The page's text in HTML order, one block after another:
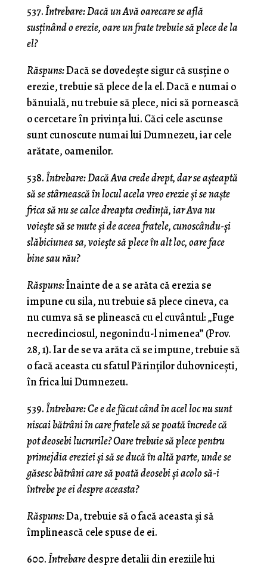
537.Întrebare: Dacă un Avă oarecare se află
susţinând o erezie, oare un frate trebuie să plece de la
el?
Răspuns:Dacă se dovedeşte sigur că susţine o
erezie, trebuie să plece de la el. Dacă e numai o
bănuială, nu trebuie să plece, nici să pornească
o cercetare în privinţa lui. Căci cele ascunse
sunt cunoscute numai lui Dumnezeu, iar cele
arătate, oamenilor.
538.Întrebare: Dacă Ava crede drept, dar se aşteaptă
să se stârnească în locul acela vreo erezie şi se naşte
frica să nu se calce dreapta credinţă, iar Ava nu
voieşte să se mute şi de aceea fratele, cunoscându-şi
slăbiciunea sa, voieşte să plece în alt loc, oare face
bine sau rău?
Răspuns:Înainte de a se arăta că erezia se
impune cu sila, nu trebuie să plece cineva, ca
nu cumva să se plinească cu el cuvântul: „Fuge
necredinciosul, negonindu-l nime­nea” (Prov.
28, 1). Iar de se va arăta că se impune, trebuie să
o facă aceasta cu sfatul Părinţilor duhovniceşti,
în frica lui Dumnezeu.
539.Întrebare: Ce e de făcut când în acel loc nu sunt
niscai bătrâni în care fratele să se poată încrede că
pot deosebi lucrurile? Oare trebuie să plece pentru
primejdia ereziei şi să se ducă în altă parte, unde se
găsesc bătrâni care să poată deosebi şi acolo să-i
întrebe pe ei despre aceasta?
Răspuns:Da, trebuie să o facă aceasta şi să
împli­nească cele spuse de ei.
600.Întrebaredespre detalii din ereziile lui